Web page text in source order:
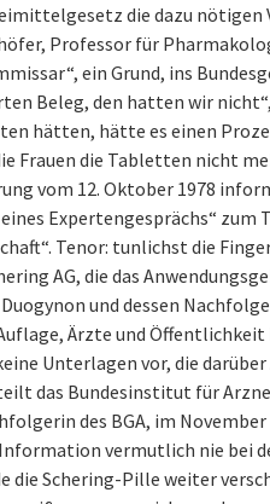
die dazu nötigen
Professor für
ein Grund, ins
Beleg, den hatten wir
hätten, hätte es einen
Frauen die Tabletten nicht
vom 12. Oktober 1978
Expertengesprächs“ zum
Tenor: tunlichst die
AG, die das
und dessen
Ärzte und
Unterlagen vor, die
das Bundesinstitut für
des BGA, im
vermutlich nie bei
die Schering-Pille weiter